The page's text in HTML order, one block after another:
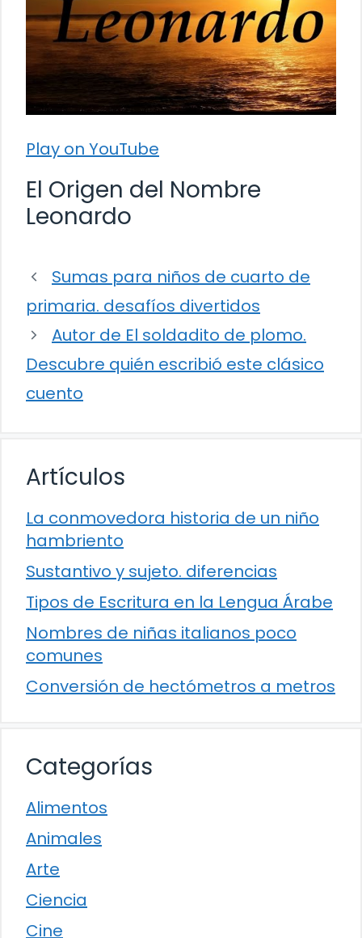
Play on YouTube
El Origen del Nombre
Leonardo
Sumas para niños de cuarto de
primaria. desafíos divertidos
Autor de El soldadito de plomo.
Descubre quién escribió este clásico
cuento
Artículos
La conmovedora historia de un niño
hambriento
Sustantivo y sujeto. diferencias
Tipos de Escritura en la Lengua Árabe
Nombres de niñas italianos poco
comunes
Conversión de hectómetros a metros
Categorías
Alimentos
Animales
Arte
Ciencia
Cine